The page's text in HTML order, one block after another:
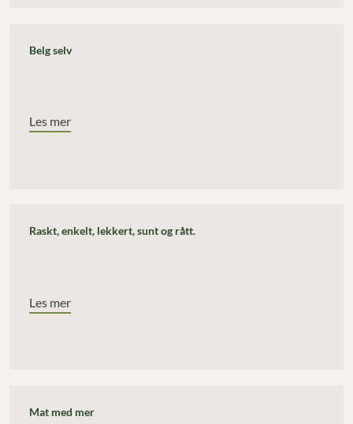
Belg selv
Les mer
Raskt, enkelt, lekkert, sunt og rått.
Les mer
Mat med mer